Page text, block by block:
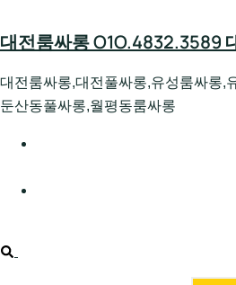
to
대전룸싸롱 O1O.4832.3589
대전룸싸롱,대전풀싸롱,유성룸싸롱,
둔산동풀싸롱,월평동룸싸롱
Search